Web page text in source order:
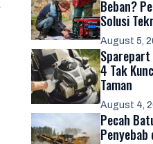
Beban?
Solusi
August 5,
4 Tak
Taman
August 4,
Pecah